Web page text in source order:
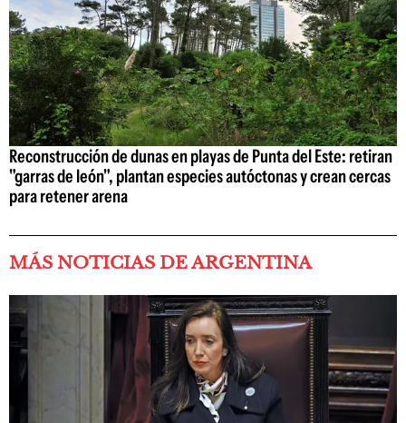
Reconstrucción de dunas en playas de Punta del Este: retiran
"garras de león", plantan especies autóctonas y crean cercas
para retener arena
MÁS NOTICIAS DE ARGENTINA